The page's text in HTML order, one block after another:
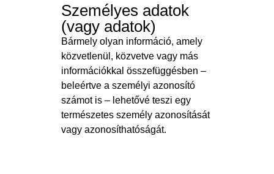
Személyes adatok
(vagy adatok)
Bármely olyan információ, amely
közvetlenül, közvetve vagy más
információkkal összefüggésben –
beleértve a személyi azonosító
számot is – lehetővé teszi egy
természetes személy azonosítását
vagy azonosíthatóságát.